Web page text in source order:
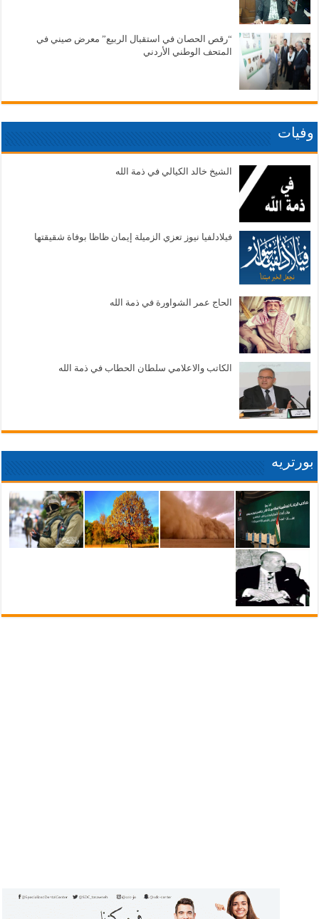
“رقص الحصان في استقبال الربيع” معرض صيني في
المتحف الوطني الأردني
وفيات
الشيخ خالد الكيالي في ذمة الله
فيلادلفيا نيوز تعزي الزميلة إيمان ظاظا بوفاة شقيقتها
الحاج عمر الشواورة في ذمة الله
الكاتب والاعلامي سلطان الحطاب في ذمة الله
بورتريه